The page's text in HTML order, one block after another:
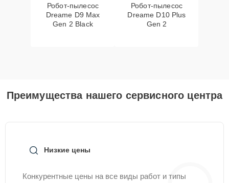
Робот-пылесос
Dreame D9 Max
Gen 2 Black
Робот-пылесос
Dreame D10 Plus
Gen 2
Преимущества нашего сервисного центра
Низкие цены
Конкурентные цены на все виды работ и типы